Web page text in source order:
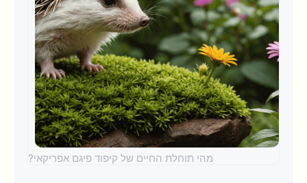
מהי תוחלת החיים של קיפוד פיגם אפריקאי?